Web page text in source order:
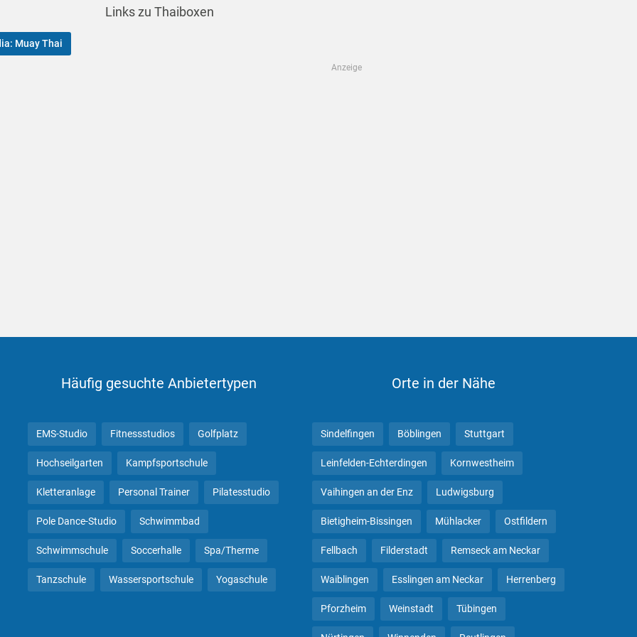
Links zu Thaiboxen
Muay Thai
Anzeige
Häufig gesuchte Anbietertypen
EMS-Studio Fitnessstudios Golfplatz
Hochseilgarten Kampfsportschule
Kletteranlage Personal Trainer Pilatesstudio
Pole Dance-Studio Schwimmbad
Schwimmschule Soccerhalle Spa/Therme
Tanzschule Wassersportschule Yogaschule
Orte in der Nähe
Sindelfingen Böblingen Stuttgart
Leinfelden-Echterdingen Kornwestheim
Vaihingen an der Enz Ludwigsburg
Bietigheim-Bissingen Mühlacker Ostfildern
Fellbach Filderstadt Remseck am Neckar
Waiblingen Esslingen am Neckar Herrenberg
Pforzheim Weinstadt Tübingen